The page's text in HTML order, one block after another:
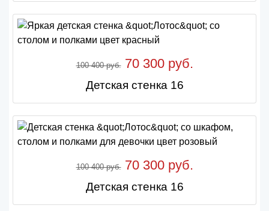
100 400 руб.70 300 руб.
Детская стенка 16
100 400 руб.70 300 руб.
Детская стенка 16